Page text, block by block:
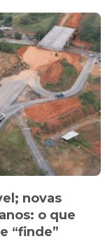
novas
o que
“finde”